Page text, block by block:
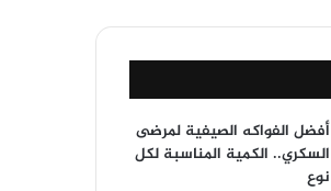
أفضل الفواكه الصيفية لمرضى
السكري.. الكمية المناسبة لكل
نوع